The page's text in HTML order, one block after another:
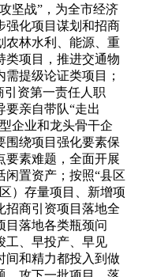
坚战”，为全市经济
强化项目谋划和招商
农林水利、能源、重
类项目，推进交通物
提级论证类项目；
引资第一责任人职
亲自带队“走出
企业和龙头骨干企
围绕项目强化要素保
要素难题，全面开展
闲置资产；按照“县区
）存量项目、新增项
招商引资项目落地全
目落地各类瓶颈问
工、早投产、早见
间和精力都投入到做